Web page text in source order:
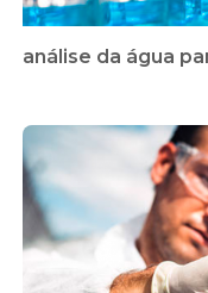
análise da água